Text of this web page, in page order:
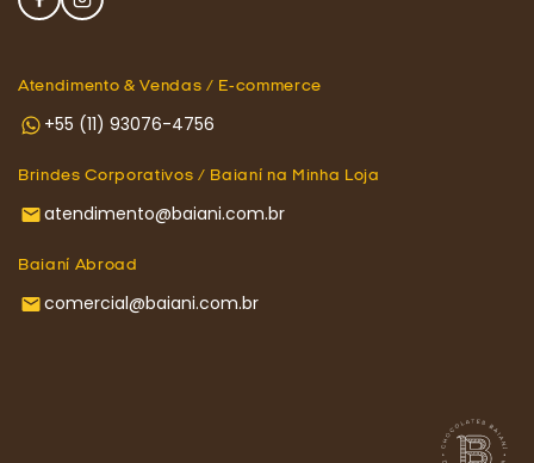
Atendimento & Vendas / E-commerce
+55 (11) 93076-4756
Brindes Corporativos / Baianí na Minha Loja
atendimento@baiani.com.br
Baianí Abroad
comercial@baiani.com.br